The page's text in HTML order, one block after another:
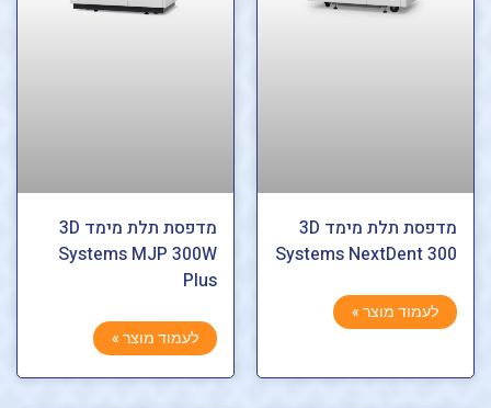
מדפסת תלת מימד 3D
Systems NextDent 300
לעמוד מוצר »
מדפסת תלת מימד 3D
Systems MJP 300W
Plus
לעמוד מוצר »